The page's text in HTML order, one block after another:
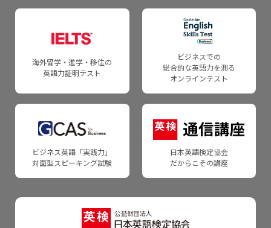
英検CSEスコアについて
英検CSEスコアのご紹介
英検成績を入試で利用される際の確認事項
日本語を第一言語にしない受験者の方へ
日本語を第一言語としない受験者の方へ
英語教育に関する研究調査結果
海外留学・進学・移住の
英語力証明テスト
ビジネスでの
総合的な英語力を測る
オンラインテスト
ビジネス英語「実践力」
対面型スピーキング試験
日本英語検定協会
だからこその講座